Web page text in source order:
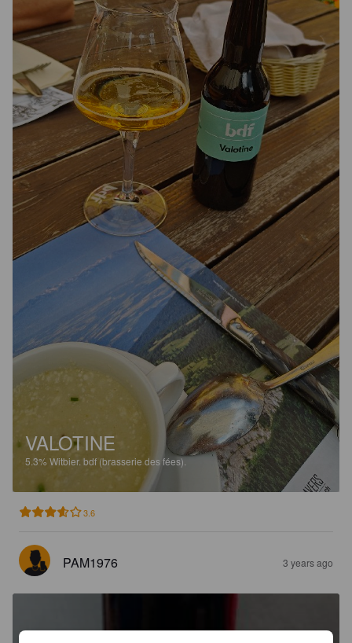
VALOTINE
5.3% Witbier. bdf (brasserie des fées).
3.6
PAM1976 3 years ago